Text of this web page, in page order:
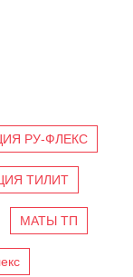
РУ-ФЛЕКС
ТИЛИТ
МАТЫ ТП